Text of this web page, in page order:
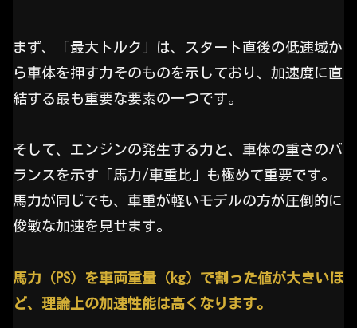
まず、「最大トルク」は、スタート直後の低速域か
ら車体を押す力そのものを示しており、加速度に直
結する最も重要な要素の一つです。
そして、エンジンの発生する力と、車体の重さのバ
ランスを示す「馬力/車重比」も極めて重要です。
馬力が同じでも、車重が軽いモデルの方が圧倒的に
俊敏な加速を見せます。
馬力（PS）を車両重量（kg）で割った値が大きいほ
ど、理論上の加速性能は高くなります。